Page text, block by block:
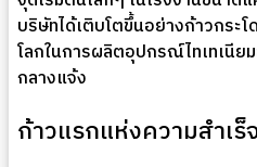
บริษัทได้เติบโตขึ้นอย่างก้าวกระ
โลกในการผลิตอุปกรณ์ไทเทเนีย
กลางแจ้ง
ก้าวแรกแห่งความสำเร็